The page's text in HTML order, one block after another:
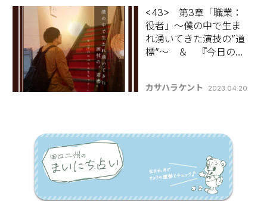
<43> 第3章「職業：
役者」～僕の中で生ま
れ湧いてきた演技の”道
標”～ ＆ 『今日のコ
身カサハラケントの
カサハラケント 2023.04.20